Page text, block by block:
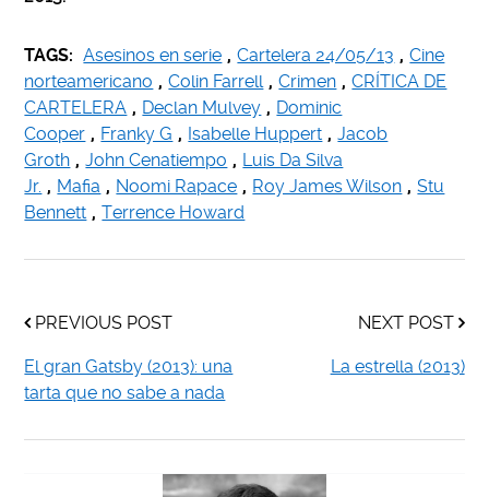
TAGS: Asesinos en serie , Cartelera 24/05/13 , Cine
norteamericano , Colin Farrell , Crimen , CRÍTICA DE
CARTELERA , Declan Mulvey , Dominic
Cooper , Franky G , Isabelle Huppert , Jacob
Groth , John Cenatiempo , Luis Da Silva
Jr. , Mafia , Noomi Rapace , Roy James Wilson , Stu
Bennett , Terrence Howard
PREVIOUS POST
El gran Gatsby (2013): una
tarta que no sabe a nada
NEXT POST
La estrella (2013)